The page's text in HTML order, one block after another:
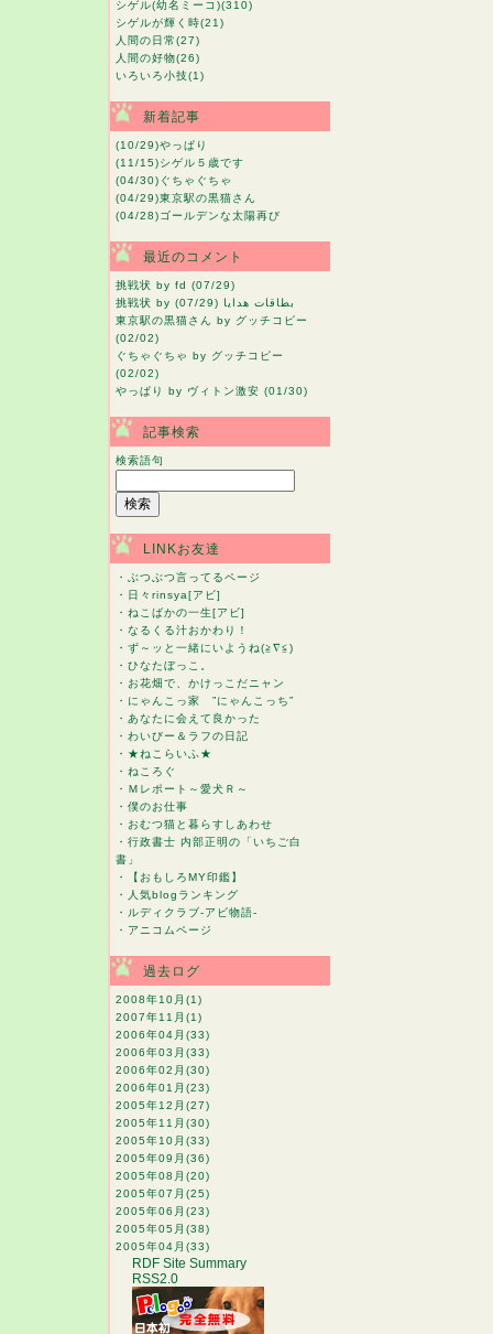
シゲル(幼名ミーコ)(310)
シゲルが輝く時(21)
人間の日常(27)
人間の好物(26)
いろいろ小技(1)
新着記事
(10/29)やっぱり
(11/15)シゲル５歳です
(04/30) ぐちゃぐちゃ
(04/29)東京駅の黒猫さん
(04/28)ゴールデンな太陽再び
最近のコメント
挑戦状 by fd (07/29)
挑戦状
by بطاقات هدايا (07/29)
東京駅の黒猫さん by グッチコピー
(02/02)
ぐちゃぐちゃ by グッチコピー
(02/02)
やっぱり
by ヴィトン激安 (01/30)
記事検索
検索語句
LINKお友達
・
ぶつぶつ言ってるページ
・ 日々rinsya[アビ]
・ ねこばかの一生[アビ]
・ なるくる汁おかわり！
・ ず～ッと一緒にいようね(≧∇≦)
・ ひなたぼっこ。
・ お花畑で、かけっこだニャン
・ にゃんこっ家 ”にゃんこっち”
・ あなたに会えて良かった
・ わいびー＆ラフの日記
・ ★ねこらいふ★
・ ねころぐ
・ Ｍレポート～愛犬Ｒ～
・ 僕のお仕事
・ おむつ猫と暮らすしあわせ
・ 行政書士 内部正明の「いちご白
書」
・
【おもしろMY印鑑】
・
人気blogランキング
・ ルディクラブ-アビ物語-
・ アニコムページ
過去ログ
2008年10月 (1)
2007年11月 (1)
2006年04月 (33)
2006年03月 (33)
2006年02月 (30)
2006年01月 (23)
2005年12月 (27)
2005年11月 (30)
2005年10月 (33)
2005年09月 (36)
2005年08月 (20)
2005年07月 (25)
2005年06月 (23)
2005年05月 (38)
2005年04月 (33)
RDF Site Summary
RSS2.0